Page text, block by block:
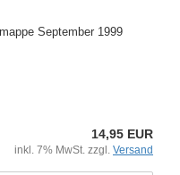
September 1999
14,95 EUR
inkl. 7% MwSt. zzgl. Versand